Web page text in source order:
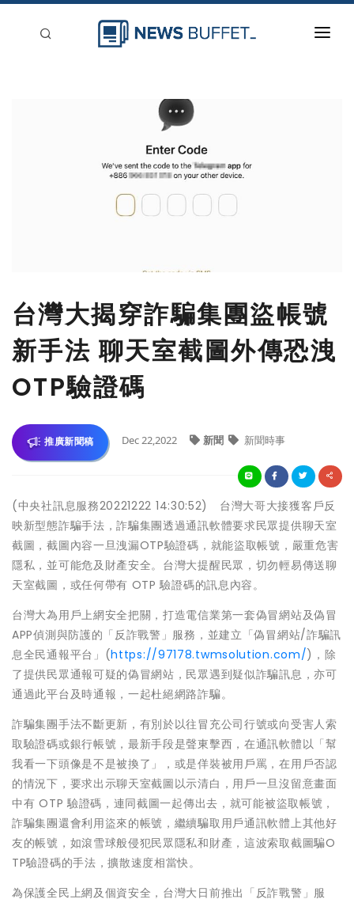
台灣大揭穿詐騙集團盜帳號
新手法 聊天室截圖外傳恐洩
OTP驗證碼
推廣新聞稿 Dec 22,2022 新聞 新聞時事
(中央社訊息服務20221222 14:30:52) 台灣大哥大接獲客戶反
映新型態詐騙手法，詐騙集團透過通訊軟體要求民眾提供聊天室
截圖，截圖內容一旦洩漏OTP驗證碼，就能盜取帳號，嚴重危害
隱私，並可能危及財產安全。台灣大提醒民眾，切勿輕易傳送聊
天室截圖，或任何帶有 OTP 驗證碼的訊息內容。
台灣大為用戶上網安全把關，打造電信業第一套偽冒網站及偽冒
APP偵測與防護的「反詐戰警」服務，並建立「偽冒網站/詐騙訊
息全民通報平台」(https://97178.twmsolution.com/)，除
了提供民眾通報可疑的偽冒網站，民眾遇到疑似詐騙訊息，亦可
通過此平台及時通報，一起杜絕網路詐騙。
詐騙集團手法不斷更新，有別於以往冒充公司行號或向受害人索
取驗證碼或銀行帳號，最新手段是聲東擊西，在通訊軟體以「幫
我看一下頭像是不是被換了」，或是佯裝被用戶罵，在用戶否認
的情況下，要求出示聊天室截圖以示清白，用戶一旦沒留意畫面
中有 OTP 驗證碼，連同截圖一起傳出去，就可能被盜取帳號，
詐騙集團還會利用盜來的帳號，繼續騙取用戶通訊軟體上其他好
友的帳號，如滾雪球般侵犯民眾隱私和財產，這波索取截圖騙O
TP驗證碼的手法，擴散速度相當快。
為保護全民上網及個資安全，台灣大日前推出「反詐戰警」服